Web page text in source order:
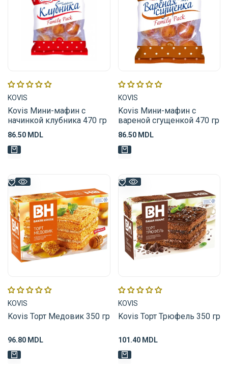
KOVIS
Kovis Мини-мафин с
начинкой клубника 470 гр
Цена
86.50 MDL
KOVIS
Kovis Мини-мафин с
вареной сгущенкой 470 гр
Цена
86.50 MDL
KOVIS
Kovis Торт Медовик 350 гр
Цена
96.80 MDL
KOVIS
Kovis Торт Трюфель 350 гр
Цена
101.40 MDL